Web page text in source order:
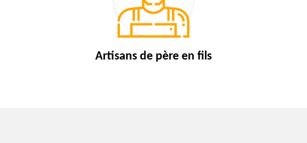
Artisans de père en fils